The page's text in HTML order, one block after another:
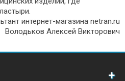
интернет-магазина netran.ru
Володьков Алексей Викторович